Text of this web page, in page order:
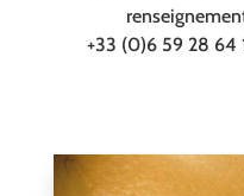
+33 (0)6 59 28 64